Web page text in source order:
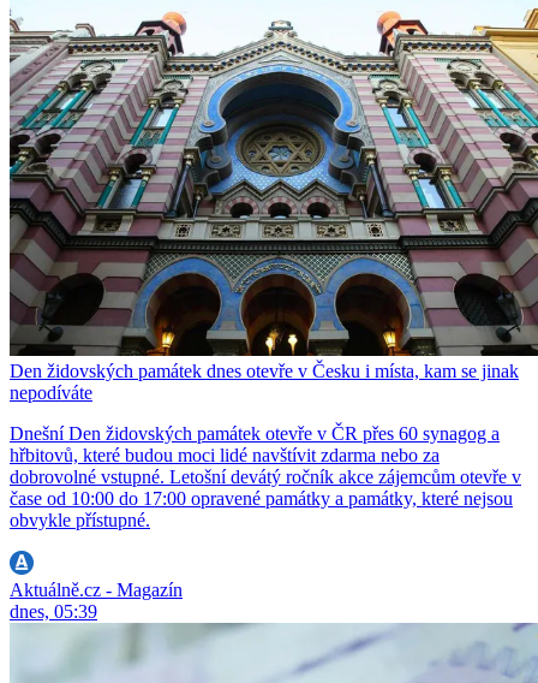
Den židovských památek dnes otevře v Česku i místa, kam se jinak
nepodíváte
Dnešní Den židovských památek otevře v ČR přes 60 synagog a
hřbitovů, které budou moci lidé navštívit zdarma nebo za
dobrovolné vstupné. Letošní devátý ročník akce zájemcům otevře v
čase od 10:00 do 17:00 opravené památky a památky, které nejsou
obvykle přístupné.
Aktuálně.cz - Magazín
dnes, 05:39